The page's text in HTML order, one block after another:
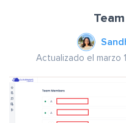
Actualizado el marzo